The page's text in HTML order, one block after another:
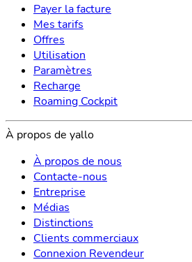
Payer la facture
Mes tarifs
Offres
Utilisation
Paramètres
Recharge
Roaming Cockpit
À propos de yallo
À propos de nous
Contacte-nous
Entreprise
Médias
Distinctions
Clients commerciaux
Connexion Revendeur